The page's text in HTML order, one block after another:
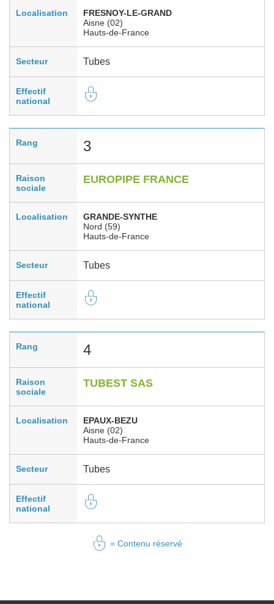
Localisation
FRESNOY-LE-GRAND
Aisne (02)
Hauts-de-France
Secteur Tubes
Effectif
national
Rang 3
Raison
sociale
EUROPIPE FRANCE
Localisation
GRANDE-SYNTHE
Nord (59)
Hauts-de-France
Secteur Tubes
Effectif
national
Rang 4
Raison
sociale
TUBEST SAS
Localisation
EPAUX-BEZU
Aisne (02)
Hauts-de-France
Secteur Tubes
Effectif
national
= Contenu réservé